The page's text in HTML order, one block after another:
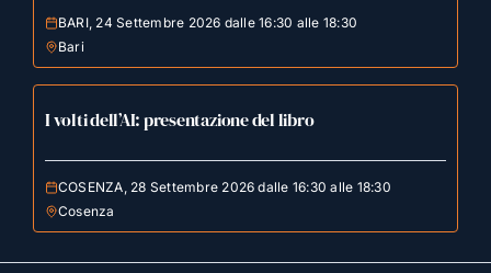
BARI, 24 Settembre 2026 dalle 16:30 alle 18:30
Bari
I volti dell’AI: presentazione del libro
COSENZA, 28 Settembre 2026 dalle 16:30 alle 18:30
Cosenza